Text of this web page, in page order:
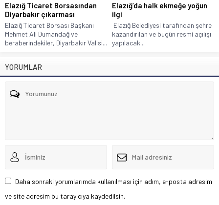
Elazığ Ticaret Borsasından
Diyarbakır çıkarması
Elazığ Ticaret Borsası Başkanı
Mehmet Ali Dumandağ ve
beraberindekiler, Diyarbakır Valisi...
Elazığ’da halk ekmeğe yoğun
ilgi
Elazığ Belediyesi tarafından şehre
kazandırılan ve bugün resmi açılışı
yapılacak...
YORUMLAR
Daha sonraki yorumlarımda kullanılması için adım, e-posta adresim
ve site adresim bu tarayıcıya kaydedilsin.